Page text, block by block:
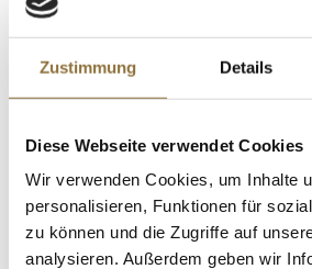
Zustimmung Details
Diese Webseite verwendet Cookies
Wir verwenden Cookies, um Inhalte
personalisieren, Funktionen für
zu können und die Zugriffe auf
analysieren. Außerdem geben wir
€ 63,95
€ 213,17/ kg
St.
Linsen, grün,
1 kg
Art.Nr.:38478